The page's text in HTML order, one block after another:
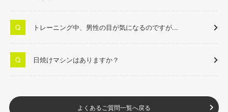
トレーニング中、男性の目が気になるのですが...
日焼けマシンはありますか？
よくあるご質問一覧へ戻る